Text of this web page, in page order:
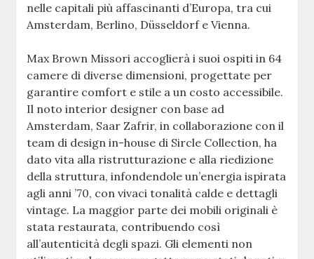
nelle capitali più affascinanti d’Europa, tra cui
Amsterdam, Berlino, Düsseldorf e Vienna.
Max Brown Missori accoglierà i suoi ospiti in 64
camere di diverse dimensioni, progettate per
garantire comfort e stile a un costo accessibile.
Il noto interior designer con base ad
Amsterdam, Saar Zafrir, in collaborazione con il
team di design in-house di Sircle Collection, ha
dato vita alla ristrutturazione e alla riedizione
della struttura, infondendole un’energia ispirata
agli anni ’70, con vivaci tonalità calde e dettagli
vintage. La maggior parte dei mobili originali è
stata restaurata, contribuendo così
all’autenticità degli spazi. Gli elementi non